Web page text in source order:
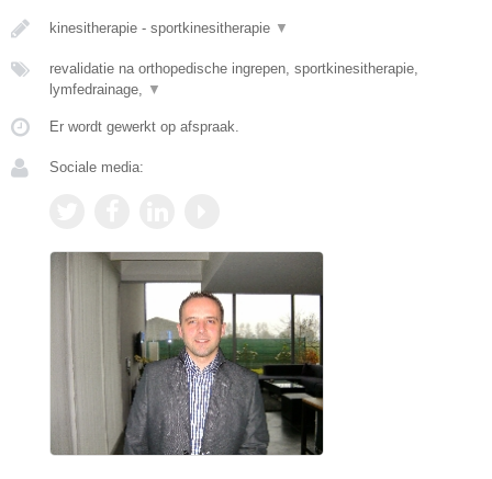
kinesitherapie - sportkinesitherapie ▼
revalidatie na orthopedische ingrepen, sportkinesitherapie,
lymfedrainage,
▼
Er wordt gewerkt op afspraak.
Sociale media: